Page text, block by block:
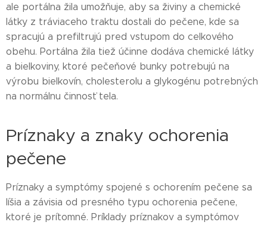
ale portálna žila umožňuje, aby sa živiny a chemické
látky z tráviaceho traktu dostali do pečene, kde sa
spracujú a prefiltrujú pred vstupom do celkového
obehu. Portálna žila tiež účinne dodáva chemické látky
a bielkoviny, ktoré pečeňové bunky potrebujú na
výrobu bielkovín, cholesterolu a glykogénu potrebných
na normálnu činnosť tela.
Príznaky a znaky ochorenia
pečene
Príznaky a symptómy spojené s ochorením pečene sa
líšia a závisia od presného typu ochorenia pečene,
ktoré je prítomné. Príklady príznakov a symptómov